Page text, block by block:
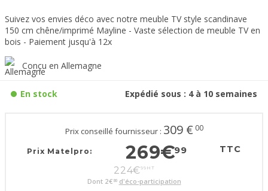
Suivez vos envies déco avec notre meuble TV style scandinave
150 cm chêne/imprimé Mayline - Vaste sélection de meuble TV en
bois - Paiement jusqu'à 12x
Conçu en Allemagne
En stock Expédié sous : 4 à 10 semaines
Prix conseillé fournisseur : 309 € 00
Prix Matelpro: 269€99 TTC
224€99 HT
Dont 2€ 80 d'éco-participation